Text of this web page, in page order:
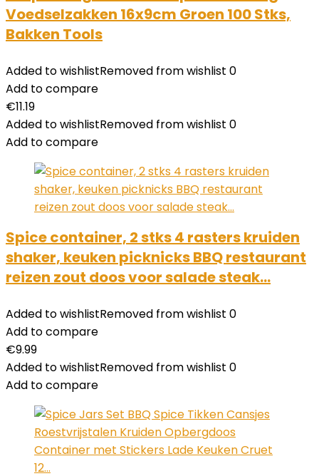
Voedselzakken 16x9cm Groen 100 Stks,
Bakken Tools
Added to wishlistRemoved from wishlist 0
Add to compare
€11.19
Added to wishlistRemoved from wishlist 0
Add to compare
Spice container, 2 stks 4 rasters kruiden
shaker, keuken picknicks BBQ restaurant
reizen zout doos voor salade steak…
Added to wishlistRemoved from wishlist 0
Add to compare
€9.99
Added to wishlistRemoved from wishlist 0
Add to compare